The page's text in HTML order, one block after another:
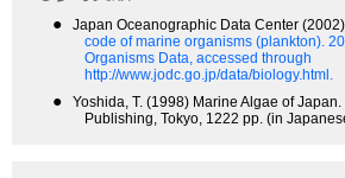
● Japan Oceanographic Data Center (2002)
code of marine organisms (plankton).
Organisms Data, accessed through
http://www.jodc.go.jp/data/biology.html.
●
Yoshida, T. (1998) Marine Algae of
Publishing, Tokyo, 1222 pp. (in